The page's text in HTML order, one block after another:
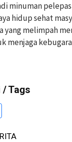
minuman
hidup sehat
yang melimpah
menjaga
/ Tags